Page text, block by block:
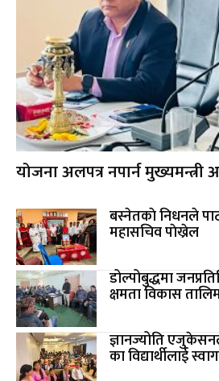
योजना अलपत्र नपार्न मुख्यमन्त्री
बस्नेतकाे निधनले
महासचिव पाेख्रेल
डोल्पोबुद्धमा
क्षमता विकास
ज्ञानज्योति
का विद्यार्थीलाई